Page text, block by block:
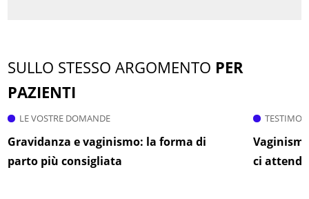
SULLO STESSO ARGOMENTO PER
PAZIENTI
LE VOSTRE DOMANDE
Gravidanza e vaginismo: la forma di
parto più consigliata
ci